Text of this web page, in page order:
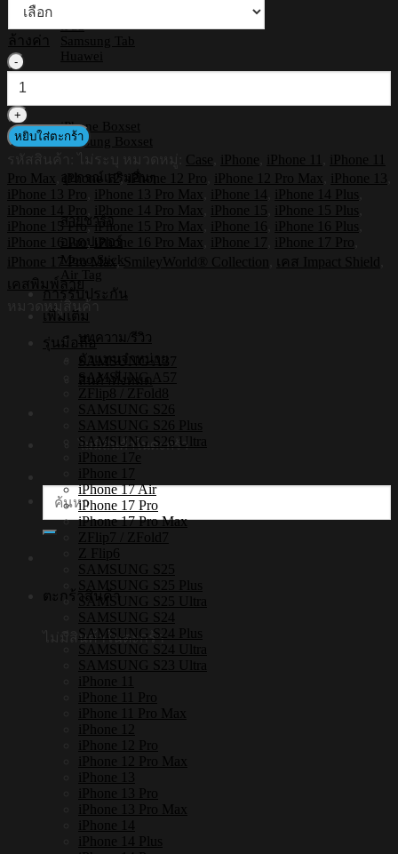
iPad
Samsung Tab
Huawei
iPhone Boxset
Samsung Boxset
อุปกรณ์เสริมอื่นๆ
สายชาร์จ
อแดปเตอร์
Mono Stick
Air Tag
การรับประกัน
เพิ่มเติม
บทความ/รีวิว
ตัวแทนจำหน่าย
สินค้าทั้งหมด
ไม่มีสินค้าในตะกร้า
ค้นหา:
ตะกร้าสินค้า
ไม่มีสินค้าในตะกร้า
ล้างค่า
จำนวน
SHIELD
เคส
ใส
กระแทก
iPhone
รุ่น
Smileyworld
Smiley060
[เคส
iPhone17
iPhone16
หยิบใส่ตะกร้า
Case iPhone iPhone 11
iPhone 11
Pro Max ,iPhone 12,iPhone 12 Pro iPhone 12 Pro Max iPhone 13
iPhone 13 Pro
iPhone 13 Pro Max iPhone 14 iPhone 14 Plus
iPhone 14 Pro
iPhone 14 Pro Max iPhone 15 iPhone 15 Plus
iPhone 15 Pro,iPhone 15 Pro Max iPhone 16 iPhone 16 Plus
iPhone 16 Pro, iPhone 16 Pro Max iPhone 17 iPhone 17 Pro
iPhone 17 Pro Max,SmileyWorld® Collection เคส Impact Shield
เคสพิมพ์ลาย
หมวดหมู่สินค้า
รุ่นมือถือ
SAMSUNG A37
SAMSUNG A57
ZFlip8 / ZFold8
SAMSUNG S26
SAMSUNG S26 Plus
SAMSUNG S26 Ultra
iPhone 17e
iPhone 17
iPhone 17 Air
iPhone 17 Pro
iPhone 17 Pro Max
ZFlip7 / ZFold7
Z Flip6
SAMSUNG S25
SAMSUNG S25 Plus
SAMSUNG S25 Ultra
SAMSUNG S24
SAMSUNG S24 Plus
SAMSUNG S24 Ultra
SAMSUNG S23 Ultra
iPhone 11
iPhone 11 Pro
iPhone 11 Pro Max
iPhone 12
iPhone 12 Pro
iPhone 12 Pro Max
iPhone 13
iPhone 13 Pro
iPhone 13 Pro Max
iPhone 14
iPhone 14 Plus